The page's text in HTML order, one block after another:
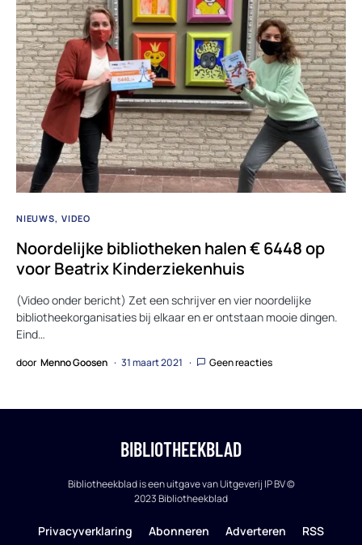
NIEUWS VIDEO
Noordelijke bibliotheken halen € 6448 op
voor Beatrix Kinderziekenhuis
(Video onder bericht) Zet een schrijver en vier noordelijke
bibliotheekorganisaties bij elkaar en er ontstaan mooie dingen.
Eind…
door Menno Goosen 31 maart 2021 Geen reacties
BIBLIOTHEEKBLAD
Bibliotheekblad is een uitgave van Uitgeverij IP BV ©
2023 Bibliotheekblad
Privacyverklaring Abonneren Adverteren RSS